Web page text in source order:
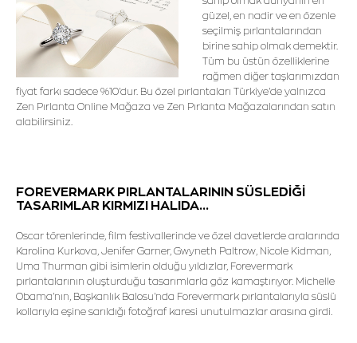
güzel, en nadir ve en özenle
seçilmiş pırlantalarından
birine sahip olmak demektir.
Tüm bu üstün özelliklerine
rağmen diğer taşlarımızdan
fiyat farkı sadece %10'dur. Bu özel pırlantaları Türkiye'de yalnızca
Zen Pırlanta Online Mağaza ve Zen Pırlanta Mağazalarından satın
alabilirsiniz.
FOREVERMARK PIRLANTALARININ SÜSLEDİĞİ
TASARIMLAR KIRMIZI HALIDA...
Oscar törenlerinde, film festivallerinde ve özel davetlerde aralarında
Karolina Kurkova, Jenifer Garner, Gwyneth Paltrow, Nicole Kidman,
Uma Thurman gibi isimlerin olduğu yıldızlar, Forevermark
pırlantalarının oluşturduğu tasarımlarla göz kamaştırıyor. Michelle
Obama'nın, Başkanlık Balosu'nda Forevermark pırlantalarıyla süslü
kollarıyla eşine sarıldığı fotoğraf karesi unutulmazlar arasına girdi.